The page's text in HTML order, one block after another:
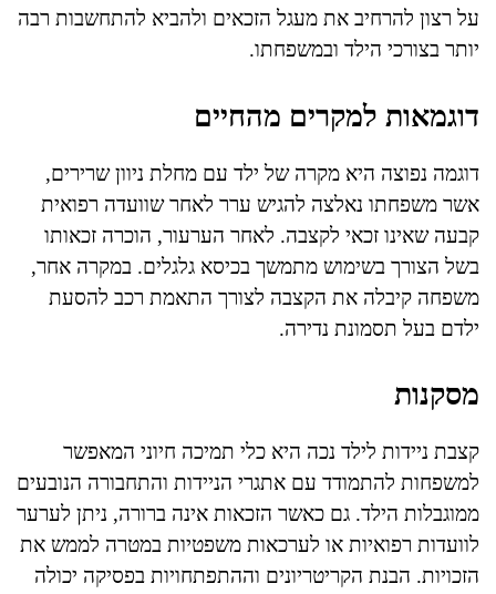
על רצון להרחיב את מעגל הזכאים ולהביא להתחשבות רבה
יותר בצורכי הילד ובמשפחתו.
דוגמאות למקרים מהחיים
דוגמה נפוצה היא מקרה של ילד עם מחלת ניוון שרירים,
אשר משפחתו נאלצה להגיש ערר לאחר שוועדה רפואית
קבעה שאינו זכאי לקצבה. לאחר הערעור, הוכרה זכאותו
בשל הצורך בשימוש מתמשך בכיסא גלגלים. במקרה אחר,
משפחה קיבלה את הקצבה לצורך התאמת רכב להסעת
ילדם בעל תסמונת נדירה.
מסקנות
קצבת ניידות לילד נכה היא כלי תמיכה חיוני המאפשר
למשפחות להתמודד עם אתגרי הניידות והתחבורה הנובעים
ממוגבלות הילד. גם כאשר הזכאות אינה ברורה, ניתן לערער
לוועדות רפואיות או לערכאות משפטיות במטרה לממש את
הזכויות. הבנת הקריטריונים וההתפתחויות בפסיקה יכולה